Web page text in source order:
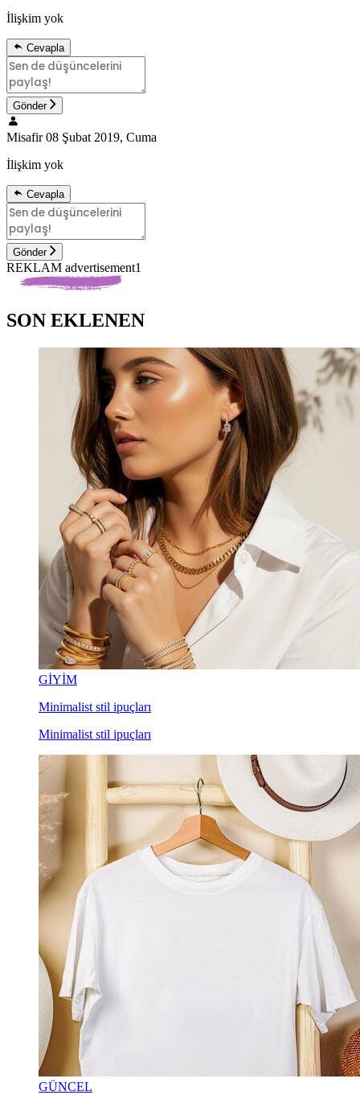
İlişkim yok
Cevapla
Gönder
Misafir 08 Şubat 2019, Cuma
İlişkim yok
Cevapla
Gönder
REKLAM advertisement1
SON EKLENEN
GİYİM
Minimalist stil ipuçları
Minimalist stil ipuçları
GÜNCEL